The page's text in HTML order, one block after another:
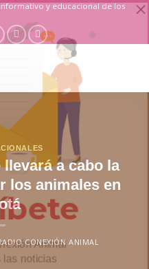
y educacional de los
a cabo la
los animales en
CONEXIÓN ANIMAL